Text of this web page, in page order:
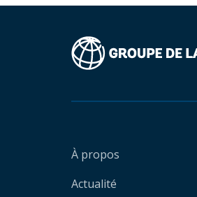
À propos
Actualité